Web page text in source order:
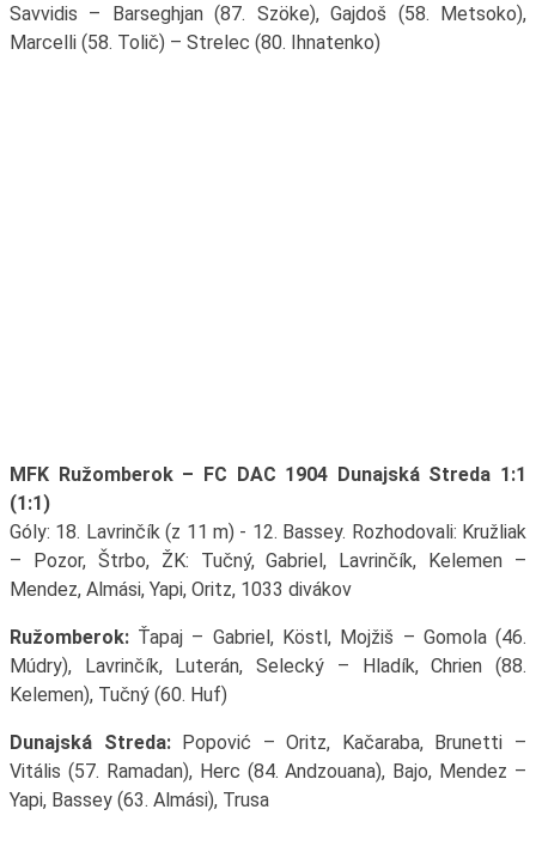
Savvidis – Barseghjan (87. Szöke), Gajdoš (58. Metsoko),
Marcelli (58. Tolič) – Strelec (80. Ihnatenko)
MFK Ružomberok – FC DAC 1904 Dunajská Streda 1:1
(1:1)
Góly: 18. Lavrinčík (z 11 m) - 12. Bassey. Rozhodovali: Kružliak
– Pozor, Štrbo, ŽK: Tučný, Gabriel, Lavrinčík, Kelemen –
Mendez, Almási, Yapi, Oritz, 1033 divákov
Ružomberok:Ťapaj – Gabriel, Köstl, Mojžiš – Gomola (46.
Múdry), Lavrinčík, Luterán, Selecký – Hladík, Chrien (88.
Kelemen), Tučný (60. Huf)
Dunajská Streda:Popović – Oritz, Kačaraba, Brunetti –
Vitális (57. Ramadan), Herc (84. Andzouana), Bajo, Mendez –
Yapi, Bassey (63. Almási), Trusa